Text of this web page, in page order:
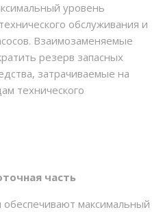
уровень
обслуживания и
Взаимозаменяемые
резерв запасных
затрачиваемые на
технического
часть
максимальный